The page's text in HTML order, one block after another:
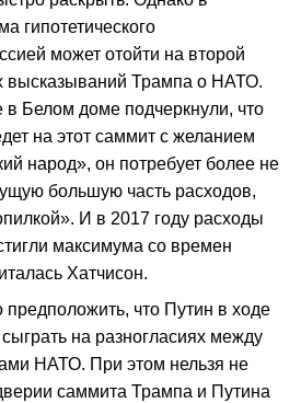
гипотетического
может отойти на второй
высказываний Трампа о НАТО.
Белом доме подчеркнули, что
на этот саммит с желанием
народ», он потребует более не
большую часть расходов,
И в 2017 году расходы
максимума со времен
Хатчисон.
предположить, что Путин в ходе
на разногласиях между
НАТО. При этом нельзя не
саммита Трампа и Путина